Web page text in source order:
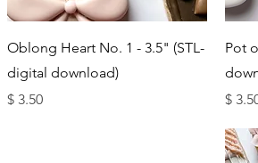
Pot
תצוגה מהירה
Oblong Heart No. 1 - 3.5" (STL-
digital download)
מחיר‏3.50 ‏$